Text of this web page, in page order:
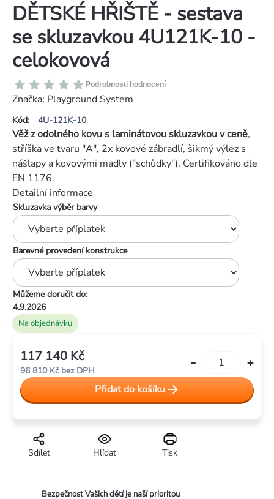
DĚTSKÉ HŘIŠTĚ - sestava
se skluzavkou 4U121K-10 -
celokovová
Kód: 4U-121K-10
Průměrné
hodnocení
produktu
je
0,0
5
hvězdiček.
Podrobnosti hodnocení
Značka: Playground System
Na objednávku
Skluzavka výběr barvy
Barevné provedení konstrukce
Můžeme doručit do:
4.9.2026
Věž z odolného kovu s laminátovou skluzavkou v ceně,
stříška ve tvaru "A", 2x kovové zábradlí, šikmý výlez s
nášlapy a kovovými madly ("schůdky"). Certifikováno dle
EN 1176.
Detailní informace
Tisk
Hlídat
Sdílet
117 140 Kč
96 810 Kčbez DPH
cena:
Přidat do košíku
Bezpečnost Vašich dětí je naší prioritou